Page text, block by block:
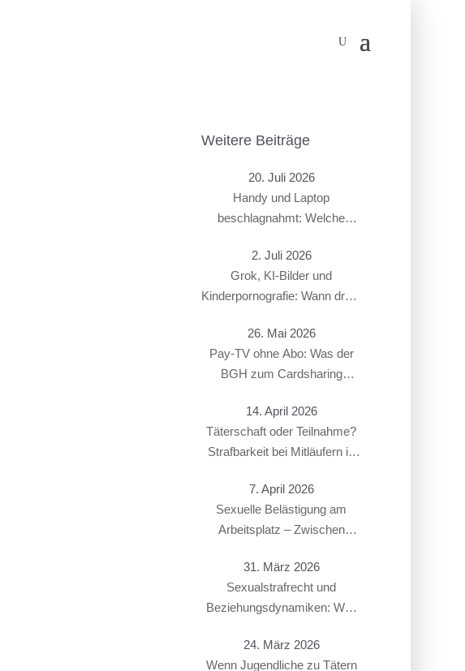
Weitere Beiträge
20. Juli 2026
Handy und Laptop
beschlagnahmt: Welche
2. Juli 2026
Grok, KI-Bilder und
Kinderpornografie: Wann droht
26. Mai 2026
Pay-TV ohne Abo: Was der
BGH zum Cardsharing
14. April 2026
Täterschaft oder Teilnahme?
Strafbarkeit bei Mitläufern in
7. April 2026
Sexuelle Belästigung am
Arbeitsplatz – Zwischen
Überschneidung von § 184i
StGB mit arbeitsrechtlichen
Konsequenzen
31. März 2026
Sexualstrafrecht und
Beziehungsdynamiken: Was
oder in offenen Beziehungen?
24. März 2026
Wenn Jugendliche zu Tätern